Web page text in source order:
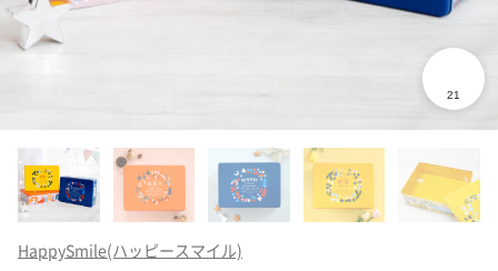
HappySmile(ハッピースマイル)